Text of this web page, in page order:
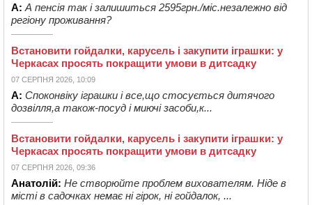
А: А пенсія так і залишиться 2595грн./міс.незалежно від
регіону проживання?
Встановити гойдалки, карусель і закупити іграшки: у
Черкасах просять покращити умови в дитсадку
07 СЕРПНЯ 2026, 10:09
А: Споконвіку іграшки і все,що стосується дитячого
дозвілля,а також-посуд і миючі засоби,к...
Встановити гойдалки, карусель і закупити іграшки: у
Черкасах просять покращити умови в дитсадку
07 СЕРПНЯ 2026, 09:36
Анатолій: Не створюйте проблем вихователям. Ніде в
місті в садочках немає ні гірок, ні гойдалок, ...